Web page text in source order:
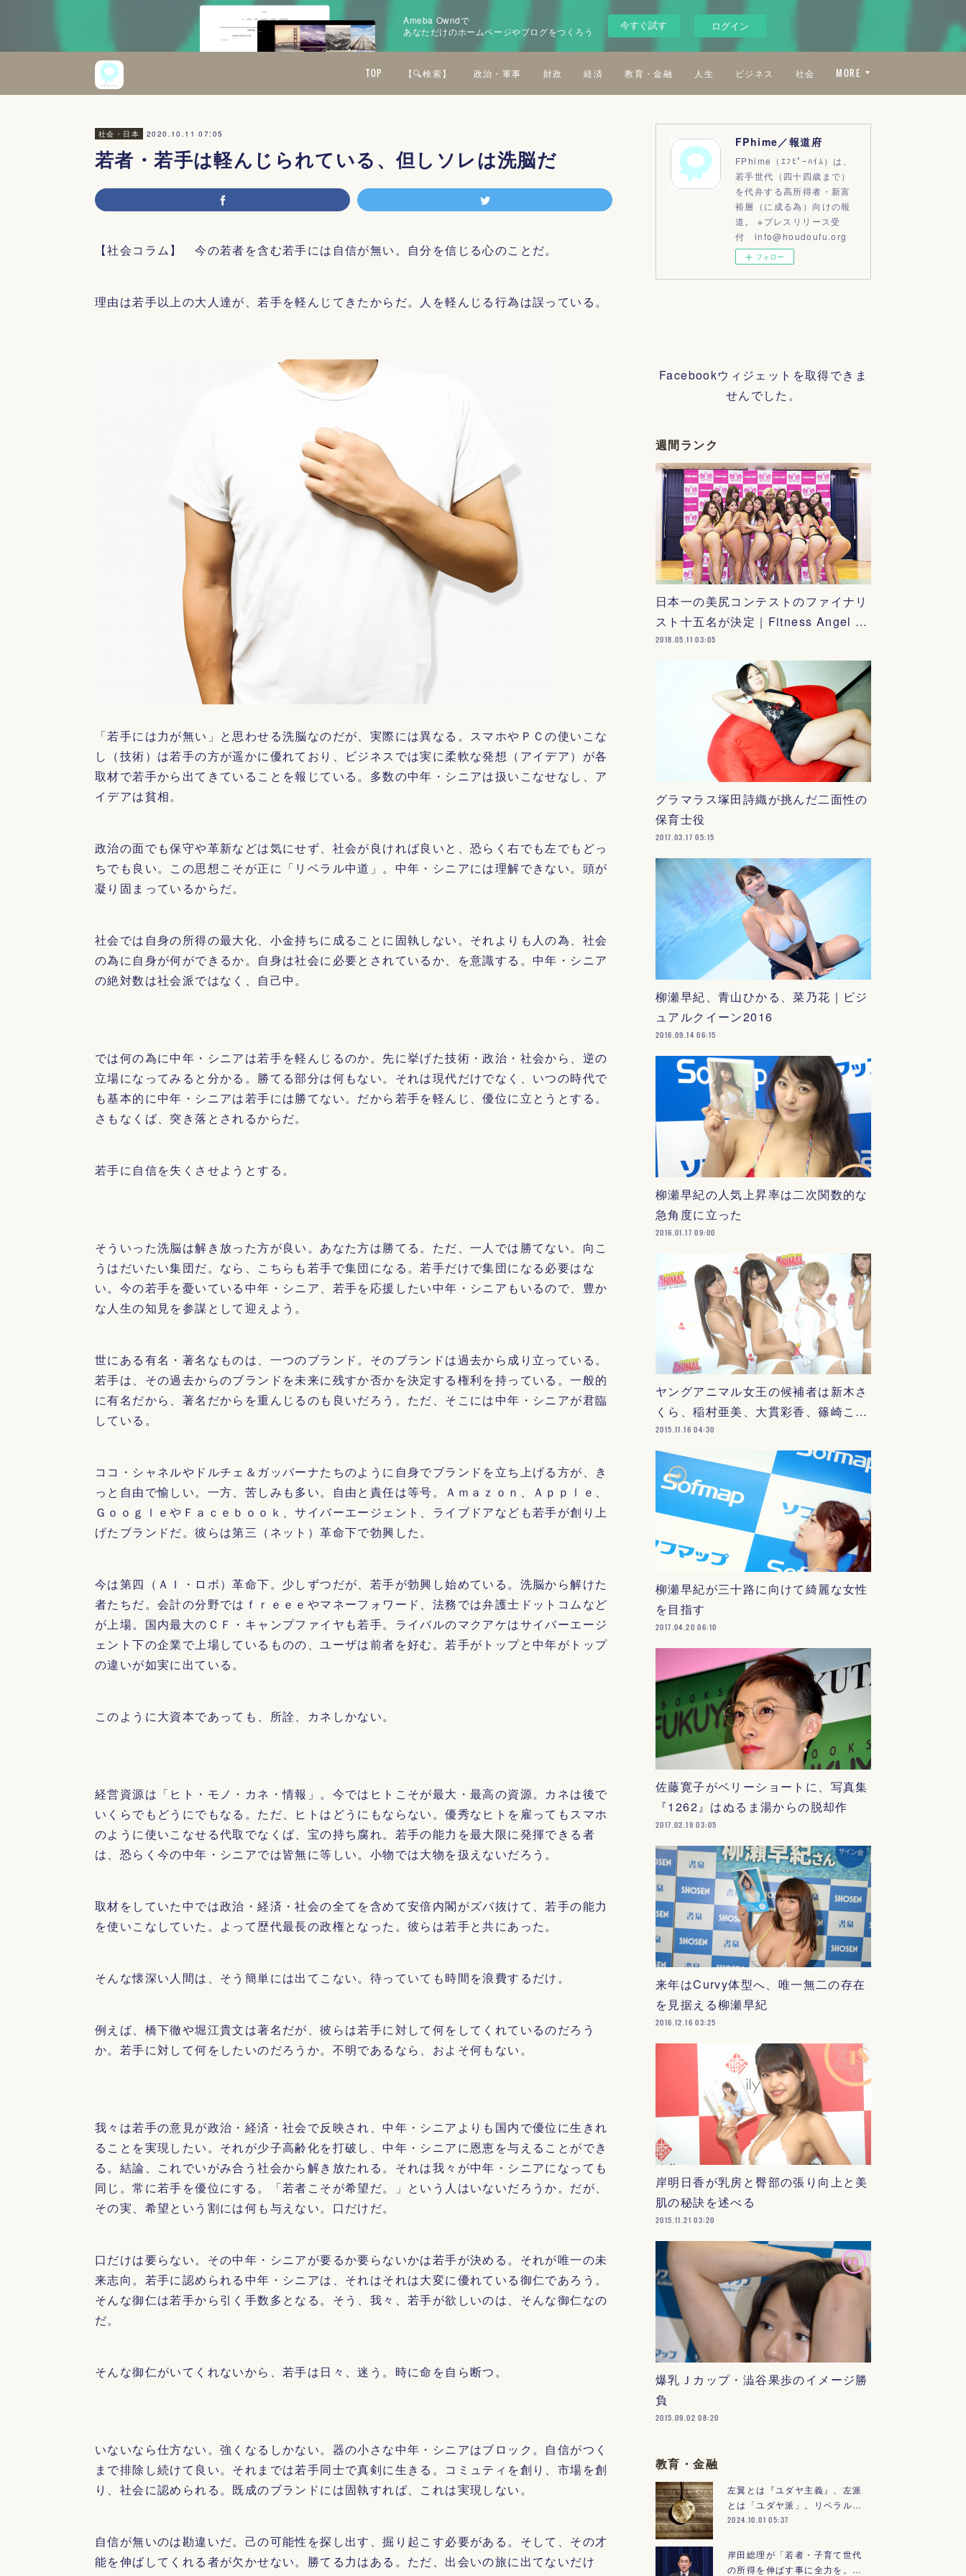
Ameba Owndで
あなただけのホームページやブログをつくろう
今すぐ試す ログイン
TOP 【🔍検索】 政治・軍事 財政 経済 教育・金融 人生 ビジネス 社会 MORE
社会・日本 2020.10.11 07:05
若者・若手は軽んじられている、但しソレは洗脳だ
【社会コラム】 今の若者を含む若手には自信が無い。自分を信じる心のことだ。
理由は若手以上の大人達が、若手を軽んじてきたからだ。人を軽んじる行為は誤っている。
「若手には力が無い」と思わせる洗脳なのだが、実際には異なる。スマホやＰＣの使いこな
し（技術）は若手の方が遥かに優れており、ビジネスでは実に柔軟な発想（アイデア）が各
取材で若手から出てきていることを報じている。多数の中年・シニアは扱いこなせなし、ア
イデアは貧相。
政治の面でも保守や革新などは気にせず、社会が良ければ良いと、恐らく右でも左でもどっ
ちでも良い。この思想こそが正に「リベラル中道」。中年・シニアには理解できない。頭が
凝り固まっているからだ。
社会では自身の所得の最大化、小金持ちに成ることに固執しない。それよりも人の為、社会
の為に自身が何ができるか。自身は社会に必要とされているか、を意識する。中年・シニア
の絶対数は社会派ではなく、自己中。
では何の為に中年・シニアは若手を軽んじるのか。先に挙げた技術・政治・社会から、逆の
立場になってみると分かる。勝てる部分は何もない。それは現代だけでなく、いつの時代で
も基本的に中年・シニアは若手には勝てない。だから若手を軽んじ、優位に立とうとする。
さもなくば、突き落とされるからだ。
若手に自信を失くさせようとする。
そういった洗脳は解き放った方が良い。あなた方は勝てる。ただ、一人では勝てない。向こ
うはだいたい集団だ。なら、こちらも若手で集団になる。若手だけで集団になる必要はな
い。今の若手を憂いている中年・シニア、若手を応援したい中年・シニアもいるので、豊か
な人生の知見を参謀として迎えよう。
世にある有名・著名なものは、一つのブランド。そのブランドは過去から成り立っている。
若手は、その過去からのブランドを未来に残すか否かを決定する権利を持っている。一般的
に有名だから、著名だからを重んじるのも良いだろう。ただ、そこには中年・シニアが君臨
している。
ココ・シャネルやドルチェ＆ガッバーナたちのように自身でブランドを立ち上げる方が、き
っと自由で愉しい。一方、苦しみも多い。自由と責任は等号。Ａｍａｚｏｎ、Ａｐｐｌｅ、
ＧｏｏｇｌｅやＦａｃｅｂｏｏｋ、サイバーエージェント、ライブドアなども若手が創り上
げたブランドだ。彼らは第三（ネット）革命下で勃興した。
今は第四（ＡＩ・ロボ）革命下。少しずつだが、若手が勃興し始めている。洗脳から解けた
者たちだ。会計の分野ではｆｒｅｅｅやマネーフォワード、法務では弁護士ドットコムなど
が上場。国内最大のＣＦ・キャンプファイヤも若手。ライバルのマクアケはサイバーエージ
ェント下の企業で上場しているものの、ユーザは前者を好む。若手がトップと中年がトップ
の違いが如実に出ている。
このように大資本であっても、所詮、カネしかない。
経営資源は「ヒト・モノ・カネ・情報」。今ではヒトこそが最大・最高の資源。カネは後で
いくらでもどうにでもなる。ただ、ヒトはどうにもならない。優秀なヒトを雇ってもスマホ
のように使いこなせる代取でなくば、宝の持ち腐れ。若手の能力を最大限に発揮できる者
は、恐らく今の中年・シニアでは皆無に等しい。小物では大物を扱えないだろう。
取材をしていた中では政治・経済・社会の全てを含めて安倍内閣がズバ抜けて、若手の能力
を使いこなしていた。よって歴代最長の政権となった。彼らは若手と共にあった。
そんな懐深い人間は、そう簡単には出てこない。待っていても時間を浪費するだけ。
例えば、橋下徹や堀江貴文は著名だが、彼らは若手に対して何をしてくれているのだろう
か。若手に対して何をしたいのだろうか。不明であるなら、およそ何もない。
我々は若手の意見が政治・経済・社会で反映され、中年・シニアよりも国内で優位に生きれ
ることを実現したい。それが少子高齢化を打破し、中年・シニアに恩恵を与えることができ
る。結論、これでいがみ合う社会から解き放たれる。それは我々が中年・シニアになっても
同じ。常に若手を優位にする。「若者こそが希望だ。」という人はいないだろうか。だが、
その実、希望という割には何も与えない。口だけだ。
口だけは要らない。その中年・シニアが要るか要らないかは若手が決める。それが唯一の未
来志向。若手に認められる中年・シニアは、それはそれは大変に優れている御仁であろう。
そんな御仁は若手から引く手数多となる。そう、我々、若手が欲しいのは、そんな御仁なの
だ。
そんな御仁がいてくれないから、若手は日々、迷う。時に命を自ら断つ。
いないなら仕方ない。強くなるしかない。器の小さな中年・シニアはブロック。自信がつく
まで排除し続けて良い。それまでは若手同士で真剣に生きる。コミュティを創り、市場を創
り、社会に認められる。既成のブランドには固執すれば、これは実現しない。
自信が無いのは勘違いだ。己の可能性を探し出す、掘り起こす必要がある。そして、その才
能を伸ばしてくれる者が欠かせない。勝てる力はある。ただ、出会いの旅に出てないだけ
FPhime／報道府
FPhime（ｴﾌﾋﾟｰﾊｲﾑ）は、
若手世代（四十四歳まで）
を代弁する高所得者・新富
裕層（に成る為）向けの報
道。 ※プレスリリース受
付 info@houdoufu.org
フォロー
Facebookウィジェットを取得できま
せんでした。
週間ランク
日本一の美尻コンテストのファイナリ
スト十五名が決定｜Fitness Angel …
2018.05.11 03:05
グラマラス塚田詩織が挑んだ二面性の
保育士役
2017.03.17 05:15
柳瀬早紀、青山ひかる、菜乃花｜ビジ
ュアルクイーン2016
2016.09.14 06:15
柳瀬早紀の人気上昇率は二次関数的な
急角度に立った
2016.01.17 09:00
ヤングアニマル女王の候補者は新木さ
くら、稲村亜美、大貫彩香、篠崎こ…
2015.11.16 04:30
柳瀬早紀が三十路に向けて綺麗な女性
を目指す
2017.04.20 06:10
佐藤寛子がベリーショートに、写真集
『1262』はぬるま湯からの脱却作
2017.02.19 03:05
来年はCurvy体型へ、唯一無二の存在
を見据える柳瀬早紀
2016.12.16 03:25
岸明日香が乳房と臀部の張り向上と美
肌の秘訣を述べる
2015.11.21 03:20
爆乳Ｊカップ・澁谷果歩のイメージ勝
負
2015.09.02 08:20
教育・金融
左翼とは『ユダヤ主義』、左派
とは「ユダヤ派」。リベラル…
2024.10.01 05:37
岸田総理が「若者・子育て世代
の所得を伸ばす事に全力を。…